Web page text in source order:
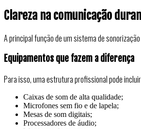
Clareza na comunicação
A principal função de um sistema de
Equipamentos que fazem a diferença
Para isso, uma estrutura profissional pode
Caixas de som de alta qualidade;
Microfones sem fio e de lapela;
Mesas de som digitais;
Processadores de áudio;